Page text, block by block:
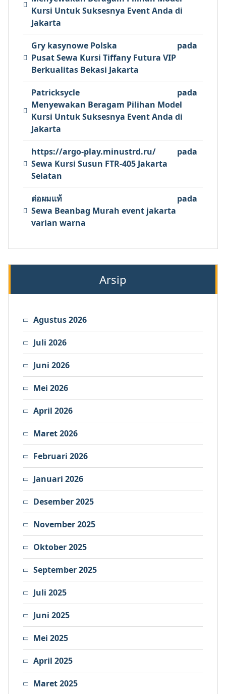
Kursi Untuk Suksesnya Event Anda di
Jakarta
Gry kasynowe Polska
pada
Pusat Sewa Kursi Tiffany Futura VIP
Berkualitas Bekasi Jakarta
Patricksycle
pada
Menyewakan Beragam Pilihan Model
Kursi Untuk Suksesnya Event Anda di
Jakarta
https://argo-play.minustrd.ru/
pada
Sewa Kursi Susun FTR-405 Jakarta
Selatan
ต่อผมแท้
pada
Sewa Beanbag Murah event jakarta
varian warna
Arsip
Agustus 2026
Juli 2026
Juni 2026
Mei 2026
April 2026
Maret 2026
Februari 2026
Januari 2026
Desember 2025
November 2025
Oktober 2025
September 2025
Juli 2025
Juni 2025
Mei 2025
April 2025
Maret 2025